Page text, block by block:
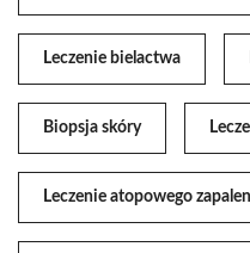
Leczenie bielactwa
Biopsja skóry
Leczenie atopowego